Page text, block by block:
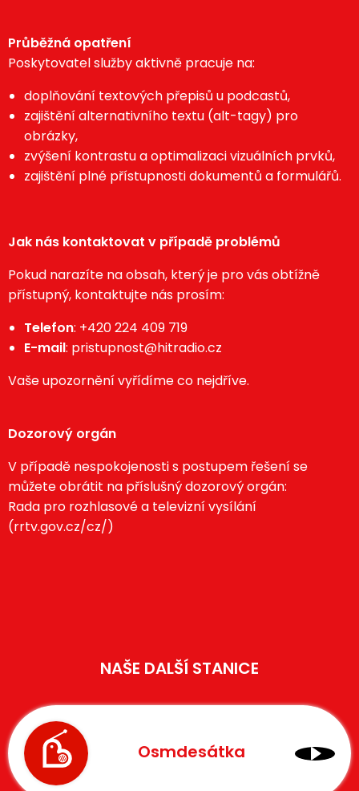
Průběžná opatření
Poskytovatel služby aktivně pracuje na:
doplňování textových přepisů u podcastů,
zajištění alternativního textu (alt-tagy) pro
obrázky,
zvýšení kontrastu a optimalizaci vizuálních prvků,
zajištění plné přístupnosti dokumentů a formulářů.
Jak nás kontaktovat v případě problémů
Pokud narazíte na obsah, který je pro vás obtížně
přístupný, kontaktujte nás prosím:
Telefon: +420 224 409 719
E-mail: pristupnost@hitradio.cz
Vaše upozornění vyřídíme co nejdříve.
Dozorový orgán
V případě nespokojenosti s postupem řešení se
můžete obrátit na příslušný dozorový orgán:
Rada pro rozhlasové a televizní vysílání
(rrtv.gov.cz/cz/)
NAŠE DALŠÍ STANICE
Osmdesátka